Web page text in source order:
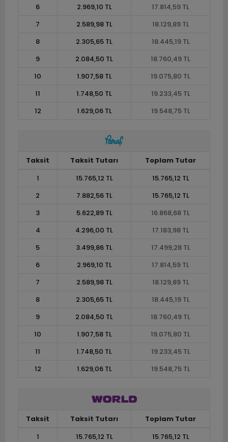
6 2.969,10 TL
17.814,59 TL
7
2.589,98 TL
18.129,89 TL
8
2.305,65 TL
18.445,19 TL
9
2.084,50 TL
18.760,49 TL
10
1.907,58 TL
19.075,80 TL
11
1.748,50 TL
19.233,45 TL
12
1.629,06 TL 19.548,75 TL
Taksit Taksit Tutarı
Toplam Tutar
1
15.765,12 TL
15.765,12 TL
2
7.882,56 TL
15.765,12 TL
3
5.622,89 TL
16.868,68 TL
4
4.296,00 TL
17.183,98 TL
5
3.499,86 TL
17.499,28 TL
6
2.969,10 TL
17.814,59 TL
7
2.589,98 TL
18.129,89 TL
8
2.305,65 TL
18.445,19 TL
9
2.084,50 TL
18.760,49 TL
10
1.907,58 TL
19.075,80 TL
11
1.748,50 TL
19.233,45 TL
12
1.629,06 TL 19.548,75 TL
Taksit Taksit Tutarı
Toplam Tutar
1
15.765,12 TL
15.765,12 TL